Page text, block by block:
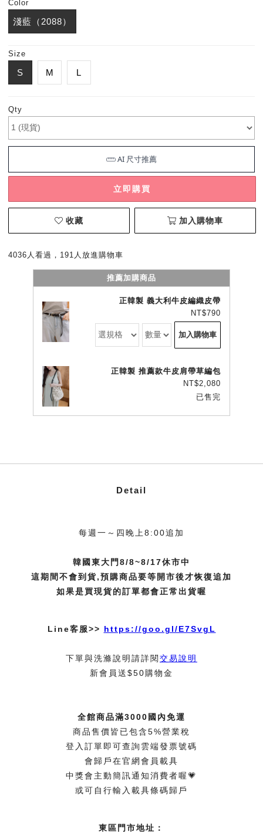
Color
淺藍（2088）
Size
S M L
Qty
立即購買
收藏 加入購物車
4036人看過，191人放進購物車
推薦加購商品
正韓製 義大利牛皮編織皮帶
NT$790
加入購物車
正韓製 推薦款牛皮肩帶草編包
NT$2,080
已售完
Detail
每週一～四晚上8:00追加
韓國東大門8/8~8/17休市中
這期間不會到貨,預購商品要等開市後才恢復追加
如果是買現貨的訂單都會正常出貨喔
Line客服>> https://goo.gl/E7SvgL
下單與洗滌說明請詳閱交易說明
新會員送$50購物金
全館商品滿3000國內免運
商品售價皆已包含5%營業稅
登入訂單即可查詢雲端發票號碼
會歸戶在官網會員載具
中獎會主動簡訊通知消費者喔💗
或可自行輸入載具條碼歸戶
東區門市地址：